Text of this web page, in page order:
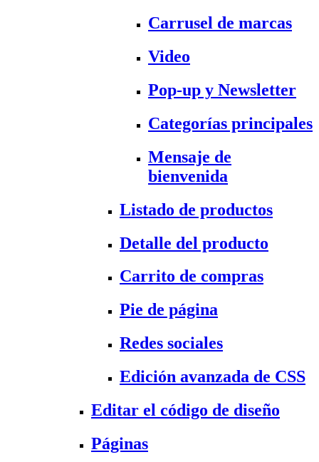
Carrusel de marcas
Video
Pop-up y Newsletter
Categorías principales
Mensaje de
bienvenida
Listado de productos
Detalle del producto
Carrito de compras
Pie de página
Redes sociales
Edición avanzada de CSS
Editar el código de diseño
Páginas